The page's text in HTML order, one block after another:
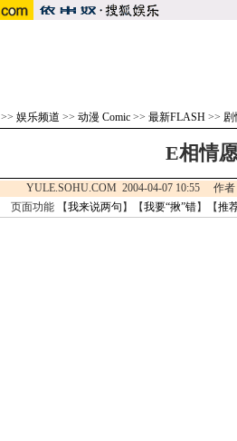
>> 娱乐频道 >> 动漫 Comic >> 最新FLASH >> 剧
E相情
YULE.SOHU.COM 2004-04-07 10:55 作
页面功能 【我来说两句 】【我要“揪”错】【推